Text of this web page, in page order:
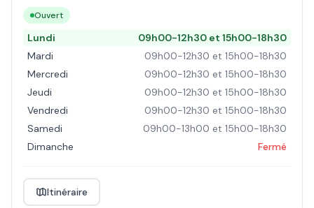
Ouvert
Lundi
09h00-12h30 et 15h00-18h30
Mardi
09h00-12h30 et 15h00-18h30
Mercredi
09h00-12h30 et 15h00-18h30
Jeudi
09h00-12h30 et 15h00-18h30
Vendredi
09h00-12h30 et 15h00-18h30
Samedi
09h00-13h00 et 15h00-18h30
Dimanche
Fermé
Itinéraire